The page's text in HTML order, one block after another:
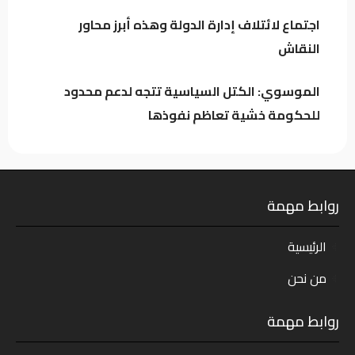
اجتماع لائتلاف إدارة الدولة وهذه أبرز محاور
النقاش
الموسوي: الكتل السياسية تتجه لدعم محدود
للحكومة خشية تعاظم نفوذها
روابط مهمة
الرئيسية
من نحن
روابط مهمة